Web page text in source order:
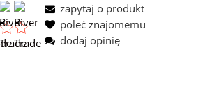
zapytaj o produkt
poleć znajomemu
dodaj opinię